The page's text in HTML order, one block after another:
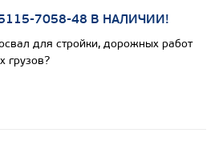
7058-48 В НАЛИЧИИ!
для стройки, дорожных работ
грузов?